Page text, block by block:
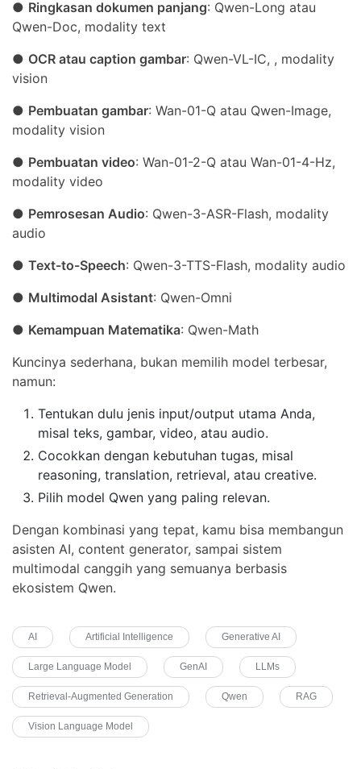
● Ringkasan dokumen panjang: Qwen-Long atau
Qwen-Doc, modality text
● OCR atau caption gambar: Qwen-VL-IC, , modality
vision
● Pembuatan gambar: Wan-01-Q atau Qwen-Image,
modality vision
● Pembuatan video: Wan-01-2-Q atau Wan-01-4-Hz,
modality video
● Pemrosesan Audio: Qwen-3-ASR-Flash, modality
audio
● Text-to-Speech: Qwen-3-TTS-Flash, modality audio
● Multimodal Asistant: Qwen-Omni
● Kemampuan Matematika: Qwen-Math
Kuncinya sederhana, bukan memilih model terbesar,
namun:
Tentukan dulu jenis input/output utama Anda,
misal teks, gambar, video, atau audio.
Cocokkan dengan kebutuhan tugas, misal
reasoning, translation, retrieval, atau creative.
Pilih model Qwen yang paling relevan.
Dengan kombinasi yang tepat, kamu bisa membangun
asisten AI, content generator, sampai sistem
multimodal canggih yang semuanya berbasis
ekosistem Qwen.
AI Artificial Intelligence Generative AI
Large Language Model GenAI LLMs
Retrieval-Augmented Generation Qwen RAG
Vision Language Model